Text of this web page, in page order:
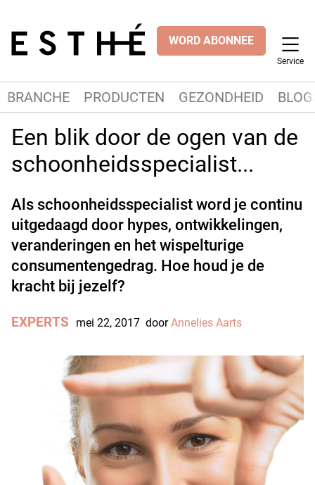
WORD ABONNEE
Service
BRANCHE PRODUCTEN GEZONDHEID
Een blik door de ogen van de
schoonheidsspecialist...
Als schoonheidsspecialist word je continu
uitgedaagd door hypes, ontwikkelingen,
veranderingen en het wispelturige
consumentengedrag. Hoe houd je de
kracht bij jezelf?
EXPERTS mei 22, 2017 doorAnnelies Aarts